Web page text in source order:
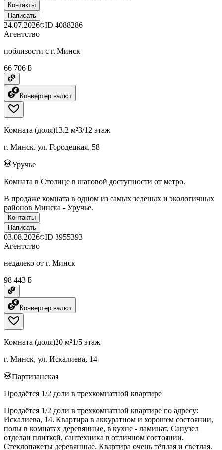
Контакты
Написать
24.07.2026 ID 4088286
Агентство
поблизости с г. Минск
66 706 ƃ
Конвертер валют
Комната (доля)13.2 м²3/12 этаж
г. Минск, ул. Городецкая, 58
Уручье
Комната в Столице в шаговой доступности от метро.
В продаже комната в одном из самых зеленых и экологичных
районов Минска - Уручье.
Контакты
Написать
03.08.2026 ID 3955393
Агентство
недалеко от г. Минск
98 443 ƃ
Конвертер валют
Комната (доля)20 м²1/5 этаж
г. Минск, ул. Искалиева, 14
Партизанская
Продаётся 1/2 доли в трехкомнатной квартире
Продаётся 1/2 доли в трехкомнатной квартире по адресу:
Искалиева, 14. Квартира в аккуратном и хорошем состоянии,
полы в комнатах деревянные, в кухне - ламинат. Санузел
отделан плиткой, сантехника в отличном состоянии.
Стеклопакеты деревянные. Квартира очень тёплая и светлая.